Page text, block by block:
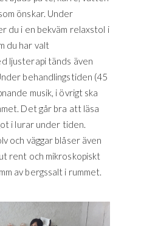
önskar. Under
du i en bekväm relaxstol i
du har valt
ljusterapi tänds även
behandlingstiden (45
musik, i övrigt ska
Det går bra att läsa
i lurar under tiden.
och väggar blåser även
rent och mikroskopiskt
av bergssalt i rummet.